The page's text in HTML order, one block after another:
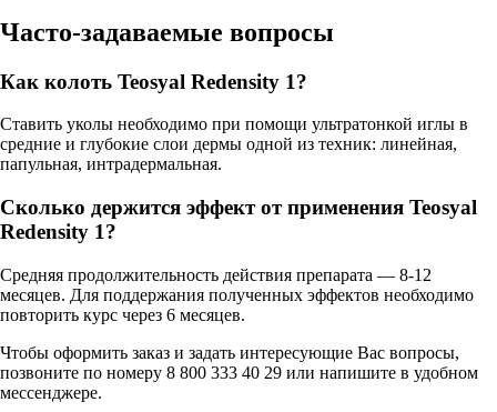
Часто-задаваемые вопросы
Как колоть Teosyal Redensity 1?
Ставить уколы необходимо при помощи ультратонкой иглы в
средние и глубокие слои дермы одной из техник: линейная,
папульная, интрадермальная.
Сколько держится эффект от применения Teosyal
Redensity 1?
Средняя продолжительность действия препарата — 8-12
месяцев. Для поддержания полученных эффектов необходимо
повторить курс через 6 месяцев.
Чтобы оформить заказ и задать интересующие Вас вопросы,
позвоните по номеру 8 800 333 40 29 или напишите в удобном
мессенджере.